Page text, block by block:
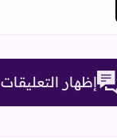
إظهار التعليقات